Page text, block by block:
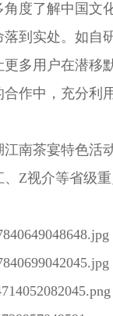
度了解中国文
到实处。如
多用户在潜
作中，充分
南茶宴特色
Z视介等省级